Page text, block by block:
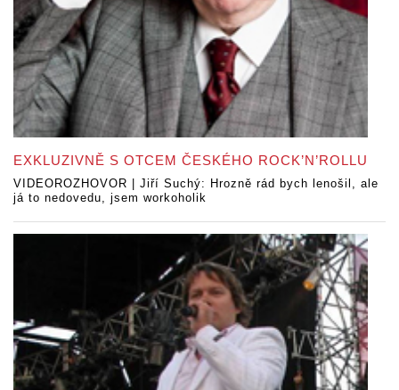
EXKLUZIVNĚ S OTCEM ČESKÉHO ROCK’N’ROLLU
VIDEOROZHOVOR | Jiří Suchý: Hrozně rád bych lenošil, ale
já to nedovedu, jsem workoholik